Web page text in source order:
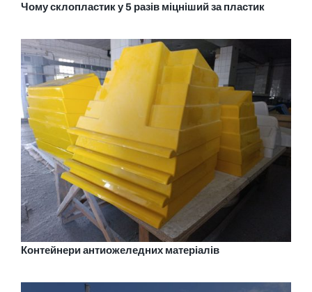
Чому склопластик у 5 разів міцніший за пластик
Контейнери антиожеледних матеріалів